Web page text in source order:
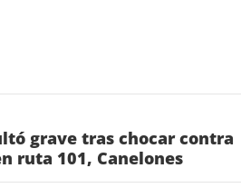
grave tras chocar contra
ruta 101, Canelones